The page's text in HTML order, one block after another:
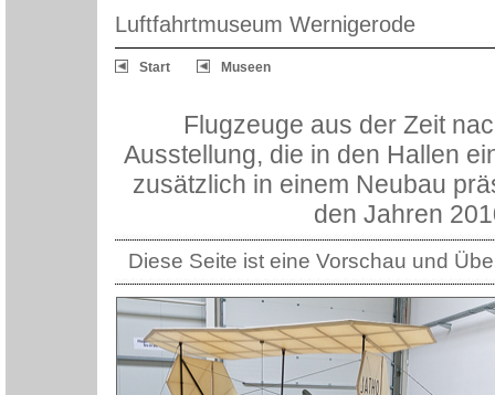
Luftfahrtmuseum Wernigerode
Start Museen
Flugzeuge aus der Zeit
Ausstellung, die in den Hallen
zusätzlich in einem Neubau
den Jahren
Diese Seite ist eine Vorschau und